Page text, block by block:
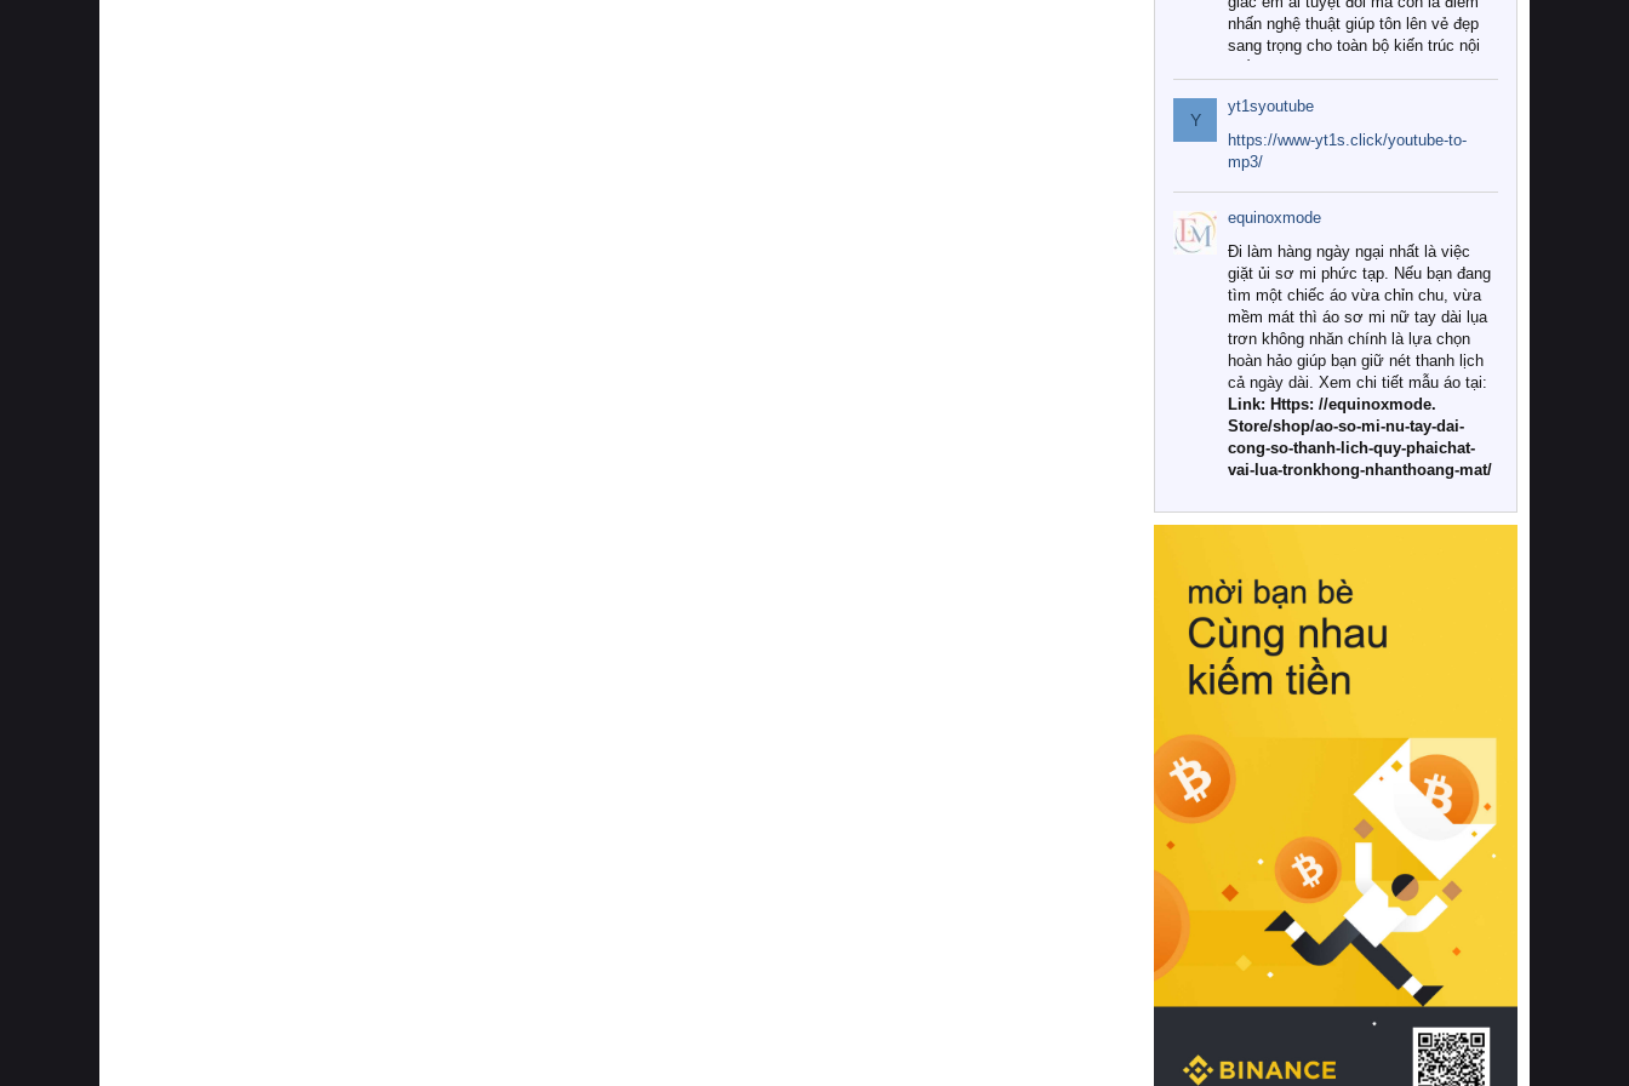
nhấn nghệ thuật giúp tôn lên vẻ đẹp
sang trọng cho toàn bộ kiến trúc nội
Tuy nhiên, giữa thị trường đa dạng
với vô vàn thương hiệu và mẫu mã
như hiện nay, làm thế nào để chọn
được những bộ chăn ga gối đệm cao
cấp thực sự chất lượng, phù hợp với
khí hậu và nhu cầu sử dụng của gia
đình? Hãy cùng chúng tôi đi tìm lời
giải đáp chi tiết qua bài viết dưới đây.
1. Tại sao các gia đình hiện đại lại ưa
chuộng chăn ga gối đệm cao cấp?
Khác với các dòng sản phẩm thông
thường, những bộ chăn ga gối đệm
cao cấp trải qua quy trình sản xuất
nghiêm ngặt từ khâu chọn lọc nguyên
liệu tự nhiên đến công nghệ dệt
nhuộm hiện đại không chứa hóa chất
này, bạn sẽ cảm nhận rõ rệt sự khác
hồi chuẩn xác của phần đệm nâng đỡ
cột sống.
Bên cạnh đó, việc lựa chọn các dòng
sản phẩm đạt chuẩn chất lượng quốc
tế còn giúp ngăn ngừa tình trạng kích
khuẩn và nấm mốc trong điều kiện
thời tiết nóng ẩm. Bạn có thể tìm hiểu
thêm các nghiên cứu khoa học về tác
động của giấc ngủ và môi trường
phòng ngủ đối với sức khỏe con
người tại Sleep Foundation (External
Link) để có cái nhìn toàn diện hơn.
2. Các tiêu chí vàng khi lựa chọn
chăn ga gối đệm cao cấp cho phòng
ngủ
Để sở hữu một bộ chăn ga gối đệm
cao cấp hoàn hảo cả về thẩm mỹ lẫn
công năng, người tiêu dùng cần cân
nhắc kỹ lưỡng các tiêu chí quan trọng
Y
yt1syoutube
https://www-yt1s.click/youtube-to-
mp3/
equinoxmode
Đi làm hàng ngày ngại nhất là việc
giặt ủi sơ mi phức tạp. Nếu bạn đang
tìm một chiếc áo vừa chỉn chu, vừa
mềm mát thì áo sơ mi nữ tay dài lụa
trơn không nhăn chính là lựa chọn
hoàn hảo giúp bạn giữ nét thanh lịch
cả ngày dài. Xem chi tiết mẫu áo tại:
Link: Https: //equinoxmode.
Store/shop/ao-so-mi-nu-tay-dai-
cong-so-thanh-lich-quy-phaichat-
vai-lua-tronkhong-nhanthoang-mat/